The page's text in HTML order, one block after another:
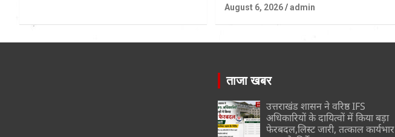
August 6, 2026 admin
ताजा खबर
उत्तराखंड शासन ने वरिष्ठ IFS
अधिकारियों के दायित्वों में किया बड़ा
फेरबदल,लिस्ट जारी, तत्काल कार्यभार